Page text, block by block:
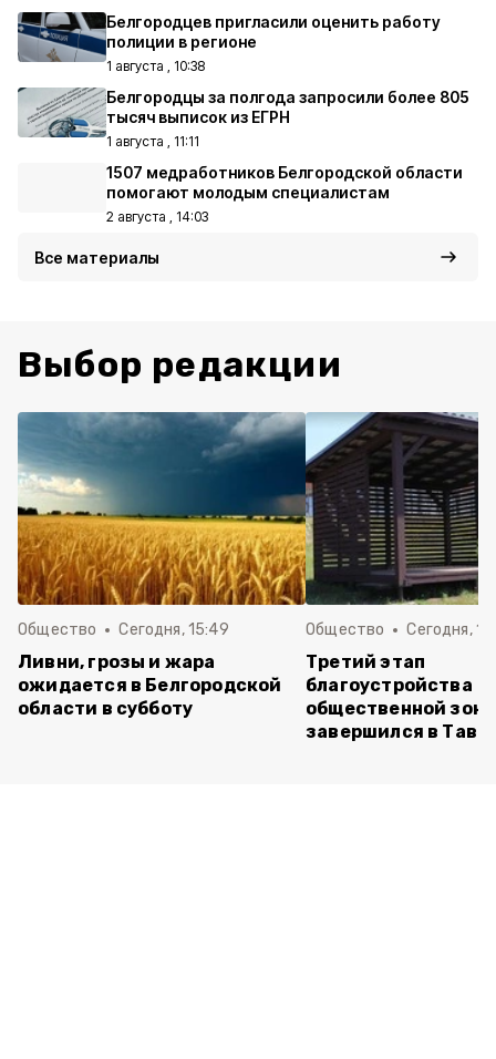
Белгородцев пригласили оценить работу
полиции в регионе
1 августа , 10:38
Белгородцы за полгода запросили более 805
тысяч выписок из ЕГРН
1 августа , 11:11
1507 медработников Белгородской области
помогают молодым специалистам
2 августа , 14:03
Все материалы
Выбор редакции
Общество Сегодня, 15:49
Ливни, грозы и жара
ожидается в Белгородской
области в субботу
Общество Сегодня,
Третий этап
благоустройства
общественной
завершился в